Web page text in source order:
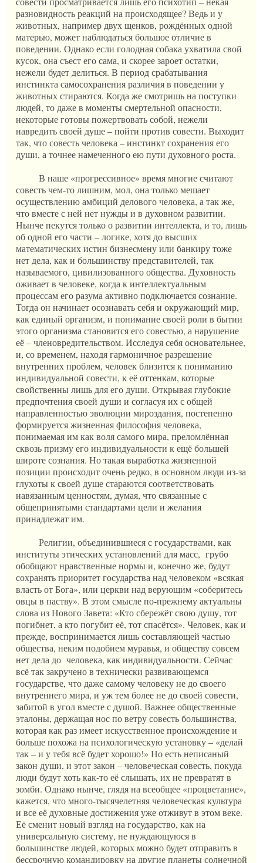
разновидность реакций на происходящее? Ведь и у
животных, например двух щенков, рождённых одной
матерью, может наблюдаться большое отличие в
поведении. Однако если голодная собака ухватила свой
кусок, она съест его сама, и скорее зароет остатки,
нежели будет делиться. В период срабатывания
инстинкта самосохранения различия в поведении у
животных стираются. Когда же смотришь на поступки
людей, то даже в моменты смертельной опасности,
некоторые готовы пожертвовать собой, нежели
навредить своей душе – пойти против совести. Выходит
так, что совесть человека – инстинкт сохранения его
души, а точнее намеченного ею пути духовного роста.
В наше «прогрессивное» время многие считают
совесть чем-то лишним, мол, она только мешает
осуществлению амбиций делового человека, а так же,
что вместе с ней нет нужды и в духовном развитии.
Нынче пекутся только о развитии интеллекта, и то, лишь
об одной его части – логике, хотя до высших
математических истин бизнесмену или банкиру тоже
нет дела, как и большинству представителей, так
называемого, цивилизованного общества. Духовность
оживает в человеке, когда к интеллектуальным
процессам его разума активно подключается сознание.
Тогда он начинает осознавать себя и окружающий мир,
как единый организм, и понимание своей роли в бытии
этого организма становится его совестью, а нарушение
её – членовредительством. Исследуя себя основательнее,
и, со временем, находя гармоничное разрешение
внутренних проблем, человек близится к пониманию
индивидуальной совести, к её оттенкам, которые
свойственны лишь для его души. Открывая глубокие
предпочтения своей души и согласуя их с общей
направленностью эволюции мироздания, постепенно
формируется жизненная философия человека,
понимаемая им как воля самого мира, преломлённая
сквозь призму его индивидуальности к ещё большей
широте сознания. Но такая выработка жизненной
позиции происходит очень редко, в основном люди из-за
глухоты к своей душе стараются соответствовать
навязанным ценностям, думая, что связанные с
общепринятыми стандартами цели и желания
принадлежат им.
Религии, объединившиеся с государствами, как
институты этических установлений для масс, грубо
обобщают нравственные нормы и, конечно же, будут
сохранять приоритет государства над человеком «всякая
власть от Бога», или церкви над верующим «соберитесь
овцы в паству». В этом смысле по-прежнему актуальны
слова из Нового Завета: «Кто сбережёт свою душу, тот
погибнет, а кто погубит её, тот спасётся». Человек, как и
прежде, воспринимается лишь составляющей частью
общества, неким подобием муравья, и обществу совсем
нет дела до человека, как индивидуальности. Сейчас
всё так закручено в технически развивающемся
государстве, что даже самому человеку не до своего
внутреннего мира, и уж тем более не до своей совести,
забитой в угол вместе с душой. Важнее общественные
эталоны, держащая нос по ветру совесть большинства,
которая как раз имеет искусственное происхождение и
больше похожа на психологическую установку – «делай
так – и у тебя всё будет хорошо!» Но есть неписаный
закон души, и этот закон – человеческая совесть, покуда
люди будут хоть как-то её слышать, их не превратят в
зомби. Однако нынче, глядя на всеобщее «процветание»,
кажется, что много-тысячелетняя человеческая культура
и все её духовные достижения уже отживут в этом веке.
Её сменит новый взгляд на государство, как на
универсальную систему, не нуждающуюся в
большинстве людей, которых можно будет отправить в
бессрочную командировку на другие планеты солнечной